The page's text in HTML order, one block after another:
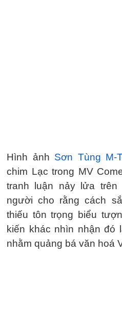
Hình ảnh Sơn Tùng M-
chim Lạc trong MV
tranh luận nảy lửa
người cho rằng cách
thiếu tôn trọng biểu
kiến khác nhìn nhận đó
nhằm quảng bá văn hoá